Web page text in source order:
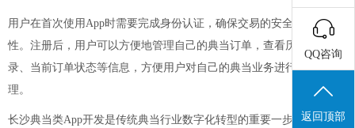
用户在首次使用App时需要完成身份认证，确保交易的安全性和合法
性。注册后，用户可以方便地管理自己的典当订单，查看历史典当记
录、当前订单状态等信息，方便用户对自己的典当业务进行统一管
理。
长沙典当类App开发是传统典当行业数字化转型的重要一步。它不仅
QQ咨询
返回顶部